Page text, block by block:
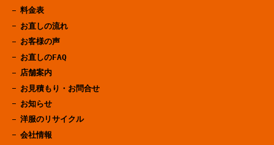
料金表
お直しの流れ
お客様の声
お直しのFAQ
店舗案内
お見積もり・お問合せ
お知らせ
洋服のリサイクル
会社情報